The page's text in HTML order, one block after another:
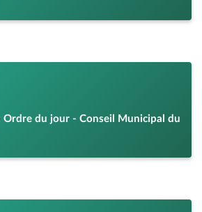
Ordre du jour - Conseil Municipal du